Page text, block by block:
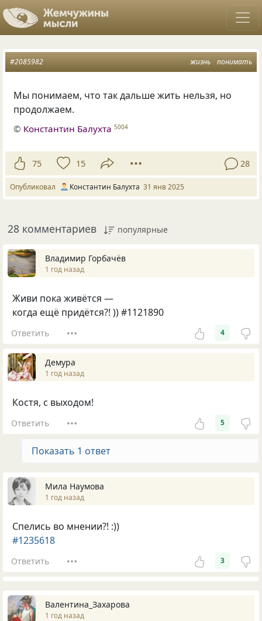
жизнь понимать
#2085982
Мы понимаем, что так дальше жить нельзя, но
продолжаем.
© Константин Балухта 5004
75 15 28
Опубликовал Константин Балухта 31 янв 2025
28 комментариев популярные
Владимир Горбачёв
1 год назад
Живи пока живётся —
когда ещё придётся?! )) #1121890
Ответить 4
Демура
1 год назад
Костя, с выходом!
Ответить 5
Показать 1 ответ
Мила Наумова
1 год назад
Спелись во мнении?! :))
#1235618
Ответить 3
Валентина_Захарова
1 год назад